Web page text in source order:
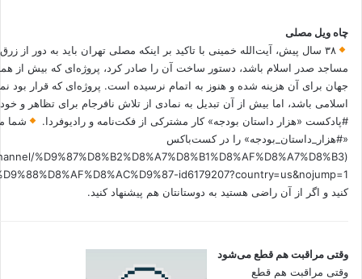
چاه ویل مصلی
۳۸ سال پیش، آیت‌الله خمینی با تاکید بر اینکه مصلی تهران باید به دور از
مساجد صدر اسلام باشد، دستور ساخت آن را صادر کرد، پروژه‌ای که بیش از
جهان برای آن هزینه شده و هنوز به اتمام نرسیده است. پروژه‌ای که قرار بود
اسلامی باشد، اما بیش از آن تبدیل به نمادی از تلاش نافرجام برای تظاهر و
#پادکست «هزار داستان بودجه» کار مشترکی از فکت‌نامه و رادیوفردا.
شما
«#هزار_داستان_بودجه» را در کست‌باکس
%D9%87%D8%B2%D8%A7%D8%B1%D8%AF%D8%A7%D8%B3
کنید و اگر از آن راضی هستید به دوستانتان هم پیشنهاد کنید.
وقتی مراقبت هم قطع می‌شود
وقتی مراقبت هم قطع